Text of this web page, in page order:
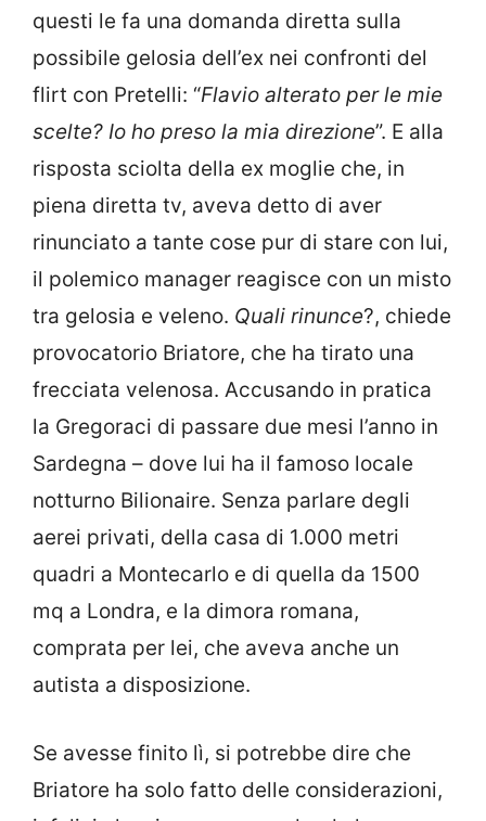
questi le fa una domanda diretta sulla
possibile gelosia dell’ex nei confronti del
flirt con Pretelli: “Flavio alterato per le mie
scelte? Io ho preso la mia direzione”. E alla
risposta sciolta della ex moglie che, in
piena diretta tv, aveva detto di aver
rinunciato a tante cose pur di stare con lui,
il polemico manager reagisce con un misto
tra gelosia e veleno. Quali rinunce?, chiede
provocatorio Briatore, che ha tirato una
frecciata velenosa. Accusando in pratica
la Gregoraci di passare due mesi l’anno in
Sardegna – dove lui ha il famoso locale
notturno Bilionaire. Senza parlare degli
aerei privati, della casa di 1.000 metri
quadri a Montecarlo e di quella da 1500
mq a Londra, e la dimora romana,
comprata per lei, che aveva anche un
autista a disposizione.
Se avesse finito lì, si potrebbe dire che
Briatore ha solo fatto delle considerazioni,